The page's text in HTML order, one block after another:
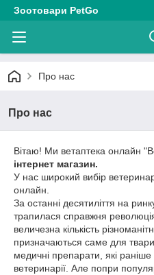
Зоотовари PetGo
Про нас
Про нас
Вітаю! Ми ветаптека онлайн
інтернет магазин.
У нас широкий вибір
онлайн.
За останні десятиліття на
трапилася справжня
величезна кількість
призначаються саме для
медичні препарати, які
ветеринарії. Але попри